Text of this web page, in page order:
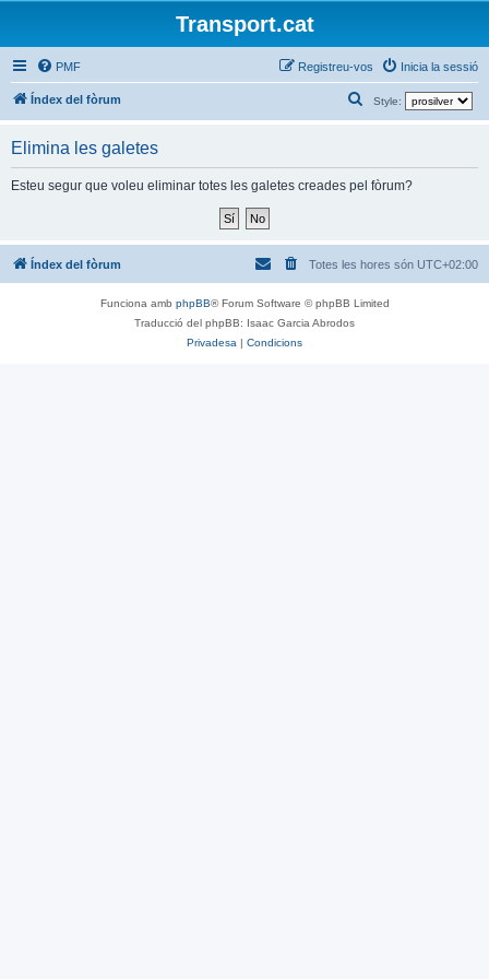
Transport.cat
PMF Inicia la sessió
Registreu-vos
Índex del fòrum Style:
e
Elimina les galetes
Esteu segur que voleu eliminar totes les galetes creades pel fòrum?
Índex del fòrum Totes les hores són UTC+02:00
Funciona amb phpBB® Forum Software © phpBB Limited
Traducció del phpBB: Isaac Garcia Abrodos
Privadesa | Condicions